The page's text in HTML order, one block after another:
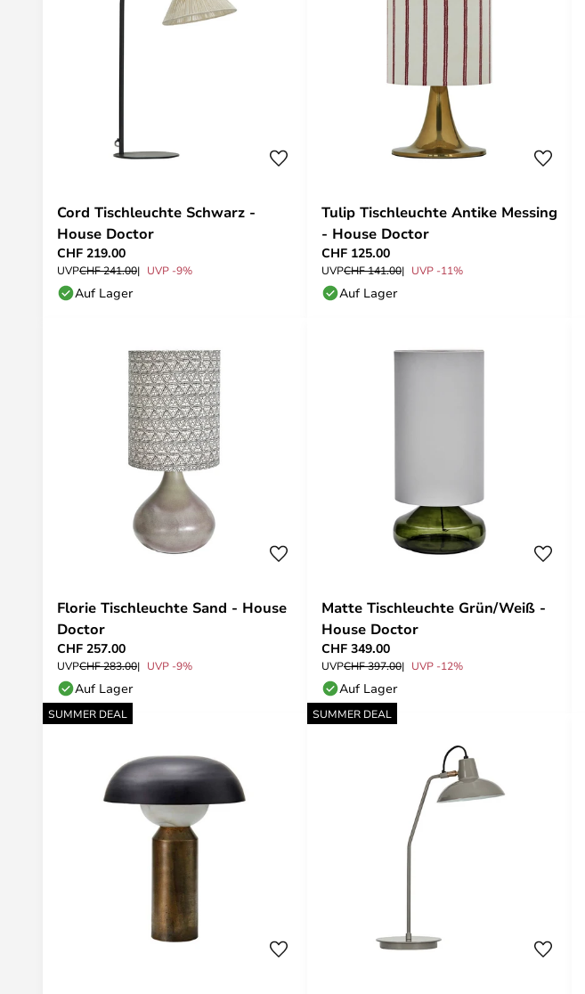
Cord Tischleuchte Schwarz -
House Doctor
CHF 219.00
UVPCHF 241.00 UVP -9%
Auf Lager
Tulip Tischleuchte Antike Messing
- House Doctor
CHF 125.00
UVPCHF 141.00 UVP -11%
Auf Lager
Florie Tischleuchte Sand - House
Doctor
CHF 257.00
UVPCHF 283.00 UVP -9%
Auf Lager
Matte Tischleuchte Grün/Weiß -
House Doctor
CHF 349.00
UVPCHF 397.00 UVP -12%
Auf Lager
SUMMER DEAL SUMMER DEAL